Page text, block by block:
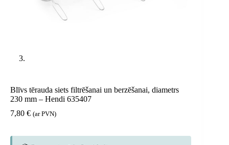
Blīvs tērauda siets filtrēšanai un berzēšanai, diametrs
230 mm – Hendi 635407
7,80 € (ar PVN)